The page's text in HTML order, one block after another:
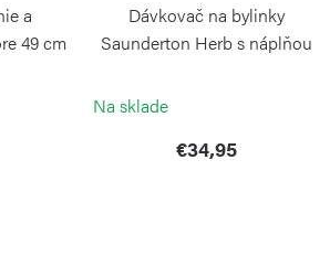
a
49 cm
Dávkovač na bylinky
Saunderton Herb s náplňou
Na sklade
€34,95